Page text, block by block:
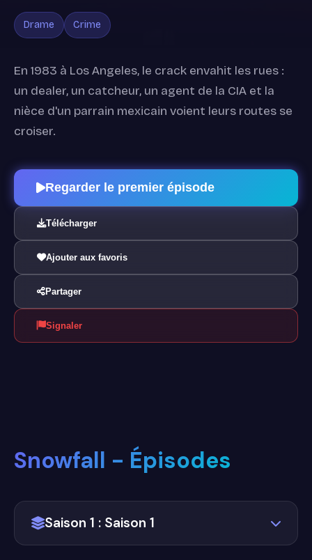
Drame Crime
En 1983 à Los Angeles, le crack envahit les rues :
un dealer, un catcheur, un agent de la CIA et la
nièce d'un parrain mexicain voient leurs routes se
croiser.
Regarder le premier épisode
Télécharger
Ajouter aux favoris
Partager
Signaler
Snowfall - Épisodes
Saison 1 : Saison 1